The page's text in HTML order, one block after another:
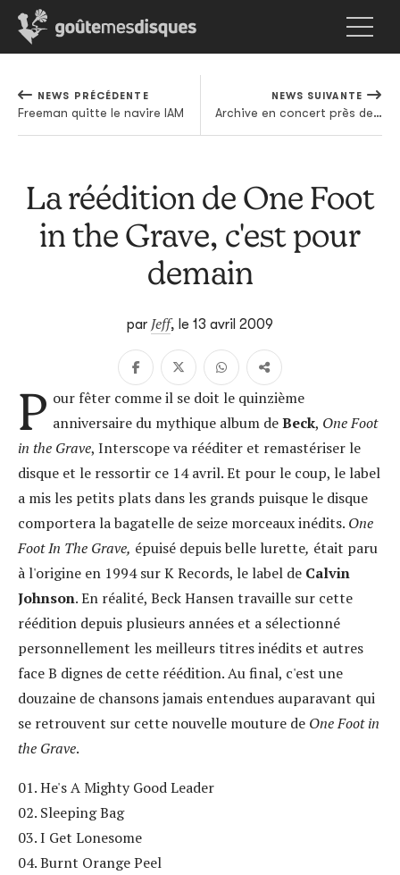
NEWS PRÉCÉDENTE
Freeman quitte le navire IAM
NEWS SUIVANTE
Archive en concert près de chez vous
La réédition de One Foot
in the Grave, c'est pour
demain
par Jeff, le 13 avril 2009
P our fêter comme il se doit le quinzième
anniversaire du mythique album deBeck, One Foot
in the Grave, Interscope va rééditer et remastériser le
disque et le ressortir ce 14 avril. Et pour le coup, le label
a mis les petits plats dans les grands puisque le disque
comportera la bagatelle de seize morceaux inédits. One
Foot In The Grave, épuisé depuis belle lurette, était paru
à l'origine en 1994 sur K Records, le label de Calvin
Johnson. En réalité, Beck Hansen travaille sur cette
réédition depuis plusieurs années et a sélectionné
personnellement les meilleurs titres inédits et autres
face B dignes de cette réédition. Au final, c'est une
douzaine de chansons jamais entendues auparavant qui
se retrouvent sur cette nouvelle mouture de One Foot in
the Grave.
01. He's A Mighty Good Leader
02. Sleeping Bag
03. I Get Lonesome
04. Burnt Orange Peel